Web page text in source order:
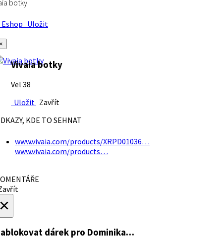
botky
Uložit
Vivaia botky
Vel 38
Uložit Zavřít
KDE TO SEHNAT
www.vivaia.com/products/XRPD01036…
www.vivaia.com/products…
dárek pro Dominika…